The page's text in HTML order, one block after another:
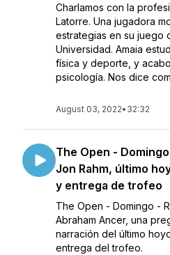
Charlamos con la
Latorre. Una jugadora
estrategias en su juego
Universidad. Amaia
física y deporte, y
psicología. Nos dice
August 03, 2022• 32:32
The Open -
Jon Rahm, último
y entrega de trofeo
The Open - Domingo -
Abraham Ancer, una
narración del último
entrega del trofeo.